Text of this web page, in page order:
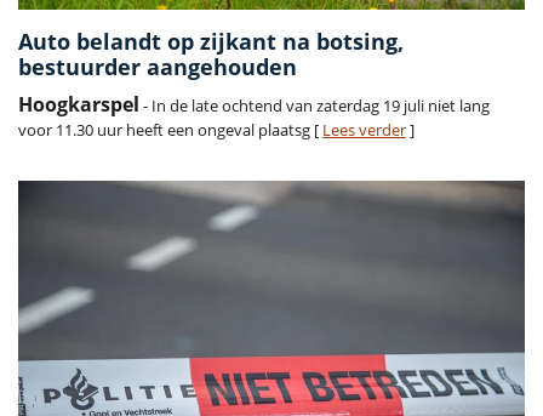
Auto belandt op zijkant na botsing,
bestuurder aangehouden
Hoogkarspel - In de late ochtend van zaterdag 19 juli niet lang
voor 11.30 uur heeft een ongeval plaatsg [ Lees verder]